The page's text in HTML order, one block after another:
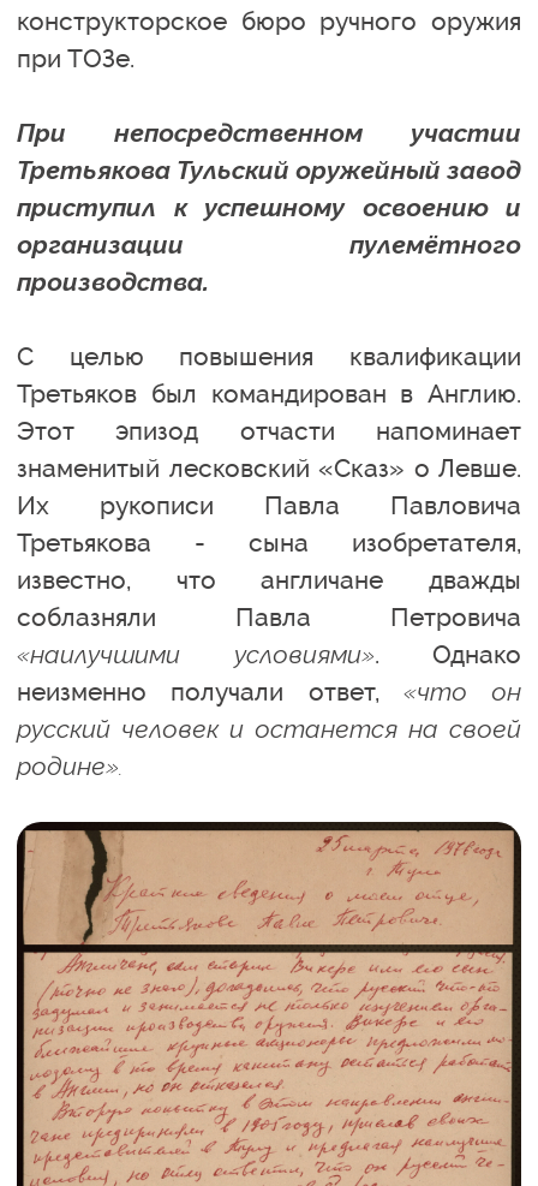
конструкторское бюро ручного оружия
при ТОЗе.
При непосредственном участии
Третьякова Тульский оружейный завод
приступил к успешному освоению и
организации пулемётного
производства.
С целью повышения квалификации
Третьяков был командирован в Англию.
Этот эпизод отчасти напоминает
знаменитый лесковский «Сказ» о Левше.
Их рукописи Павла Павловича
Третьякова - сына изобретателя,
известно, что англичане дважды
соблазняли Павла Петровича
«наилучшими условиями». Однако
неизменно получали ответ, «что он
русский человек и останется на своей
родине».